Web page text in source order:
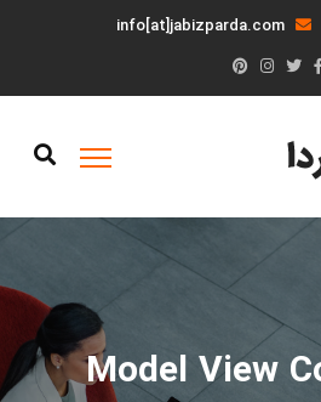
info[at]jabizparda.com
Model View